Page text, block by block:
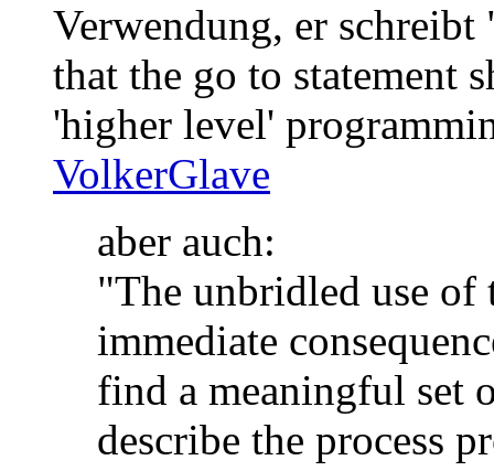
Verwendung, er
that the go to statement
'higher level'
VolkerGlave
aber auch:
"The unbridled use of
immediate
find a meaningful set
describe the process